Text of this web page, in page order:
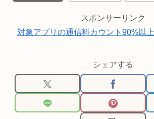
スポンサーリンク
対象アプリの通信料カウント90%以
シェアする